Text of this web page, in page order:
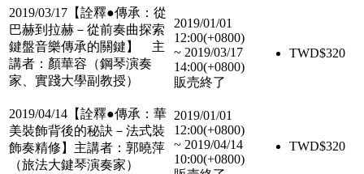
2019/03/17【詮釋●傳承：從
巴赫到拉赫－從前奏曲探索
鍵盤音樂傳承的關鍵】 主
講者：顏華容（鋼琴演奏
家、實踐大學副教授）
2019/01/01
12:00(+0800)
~ 2019/03/17
14:00(+0800)
販売終了
TWD$320
2019/04/14【詮釋●傳承：華
美裝飾背後的秘訣－法式裝
飾奏精修】主講者：郭曉萍
（旅法大鍵琴演奏家）
2019/01/01
12:00(+0800)
~ 2019/04/14
10:00(+0800)
TWD$320